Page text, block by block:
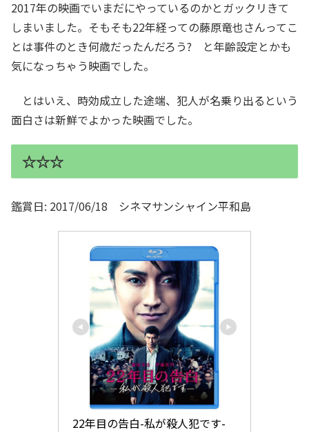
2017年の映画でいまだにやっているのかとガックリきて
しまいました。そもそも22年経っての藤原竜也さんってこ
とは事件のとき何歳だったんだろう? と年齢設定とかも
気になっちゃう映画でした。
とはいえ、時効成立した途端、犯人が名乗り出るという
面白さは新鮮でよかった映画でした。
☆☆☆
鑑賞日: 2017/06/18 シネマサンシャイン平和島
22年目の告白-私が殺人犯です-